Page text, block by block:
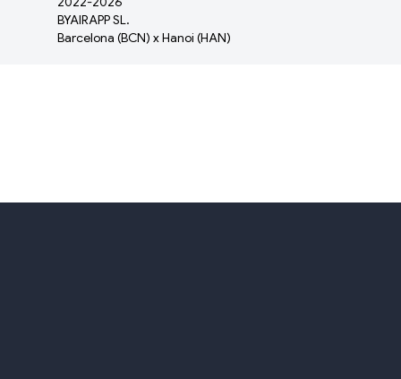
BYAIRAPP SL.
Barcelona (BCN) x Hanoi (HAN)